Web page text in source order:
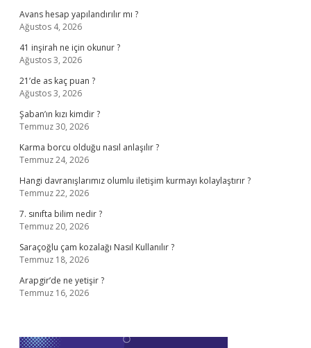
Avans hesap yapılandırılır mı ?
Ağustos 4, 2026
41 inşirah ne için okunur ?
Ağustos 3, 2026
21’de as kaç puan ?
Ağustos 3, 2026
Şaban’ın kızı kimdir ?
Temmuz 30, 2026
Karma borcu olduğu nasıl anlaşılır ?
Temmuz 24, 2026
Hangi davranışlarımız olumlu iletişim kurmayı kolaylaştırır ?
Temmuz 22, 2026
7. sınıfta bilim nedir ?
Temmuz 20, 2026
Saraçoğlu çam kozalağı Nasıl Kullanılır ?
Temmuz 18, 2026
Arapgir’de ne yetişir ?
Temmuz 16, 2026